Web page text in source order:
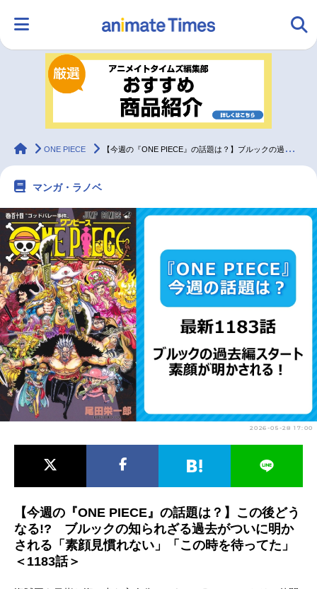
ランキング アニメ
ラジオ みんなの声
2.5次元 配信・Vtuber トレンド 無料マンガ
最新記事一覧
アニメ記事一覧 声優記事一覧
アニメ映画一覧
今期アニメ曜日別一覧
春アニメ
男性声優/女性声優一覧
animateTimes
ONE PIECE 【今週の『ONE PIECE』の話題は？】ブルックの過去が明かされる＜1183話＞
マンガ・ラノベ
2026-05-28 17:00
【今週の『ONE PIECE』の話題は？】この後どう
なる!? ブルックの知られざる過去がついに明か
される「素顔見慣れない」「この時を待ってた」
＜1183話＞